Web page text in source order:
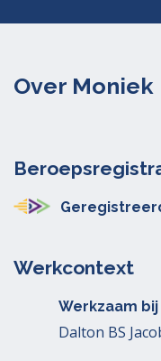
Over Moniek
Werkcontext
Werkzaam bij
Dalton BS